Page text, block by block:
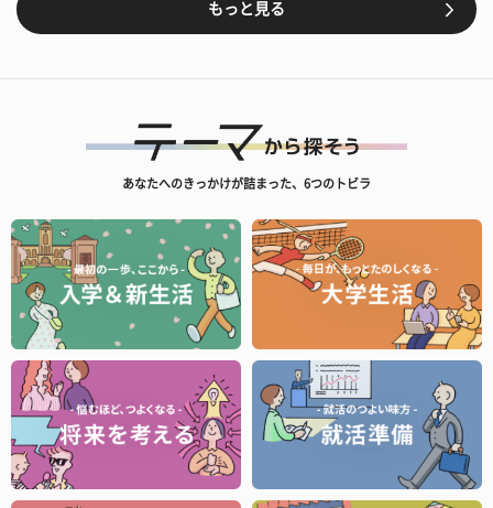
もっと見る
あなたへのきっかけが詰まった、6つのトビラ